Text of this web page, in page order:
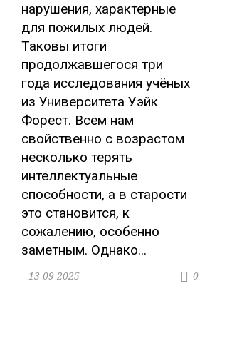
нарушения, характерные
для пожилых людей.
Таковы итоги
продолжавшегося три
года исследования учёных
из Университета Уэйк
Форест. Всем нам
свойственно с возрастом
несколько терять
интеллектуальные
способности, а в старости
это становится, к
сожалению, особенно
заметным. Однако...
0
13-09-2025